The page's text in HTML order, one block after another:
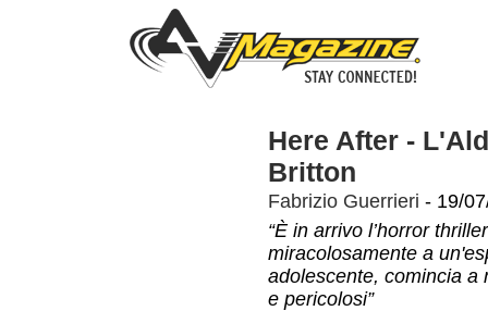
Here After -
Britton
Fabrizio Guerrieri - 19/
“È in arrivo l’horror
miracolosamente a
adolescente, comincia a
e pericolosi”